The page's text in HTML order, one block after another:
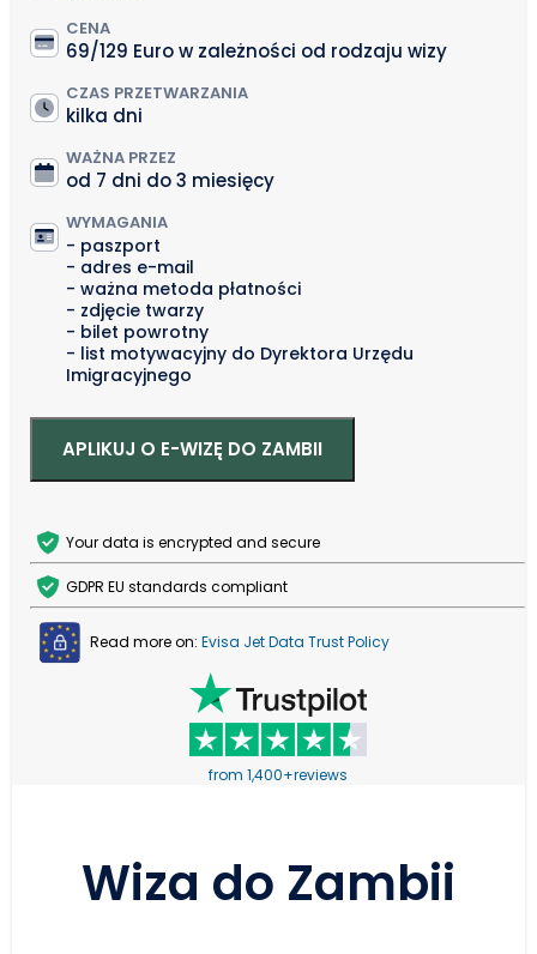
Wiza do Zambii
CENA
69/129 Euro w zależności od rodzaju wizy
CZAS PRZETWARZANIA
kilka dni
WAŻNA PRZEZ
od 7 dni do 3 miesięcy
WYMAGANIA
paszport
adres e-mail
ważna metoda płatności
zdjęcie twarzy
bilet powrotny
list motywacyjny do Dyrektora Urzędu
Imigracyjnego
APLIKUJ O E-WIZĘ DO ZAMBII
Your data is encrypted and secure
GDPR EU standards compliant
Read more on: Evisa Jet Data Trust Policy
from 1,400+reviews